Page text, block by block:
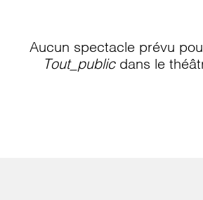
Aucun spectacle prévu
Tout_publicdans le